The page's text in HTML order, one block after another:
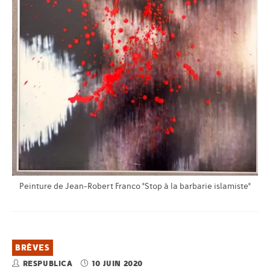
Peinture de Jean-Robert Franco "Stop à la barbarie islamiste"
BRÈVES
RESPUBLICA 10 JUIN 2020